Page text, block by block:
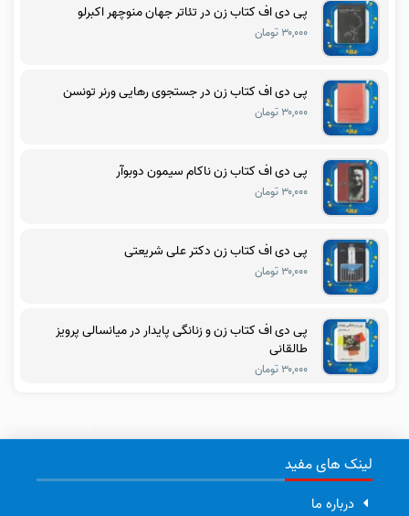
پی دی اف کتاب زن در تئاتر جهان منوچهر اکبرلو
۳۰,۰۰۰ تومان
پی دی اف کتاب زن در جستجوی رهایی ورنر تونسن
۳۰,۰۰۰ تومان
پی دی اف کتاب زن ناکام سیمون دوبوآر
۳۰,۰۰۰ تومان
پی دی اف کتاب زن دکتر علی شریعتی
۳۰,۰۰۰ تومان
پی دی اف کتاب زن و زنانگی پایدار در میانسالی پرویز
طالقانی
۳۰,۰۰۰ تومان
لینک های مفید
درباره ما